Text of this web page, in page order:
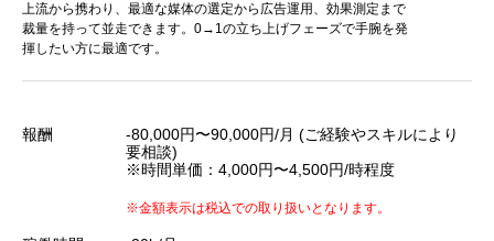
上流から携わり、最適な媒体の選定から広告運用、効果測定まで
裁量を持って並走できます。0→1の立ち上げフェーズで手腕を発
揮したい方に最適です。
報酬
-80,000円〜90,000円/月 (ご経験やスキルにより
要相談)
※時間単価：4,000円〜4,500円/時程度
※金額表示は税込での取り扱いとなります。